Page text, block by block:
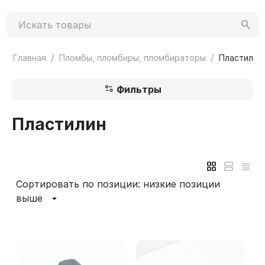
Главная / Пломбы, пломбиры, пломбираторы / Пластилин
Фильтры
Пластилин
Сортировать по позиции: низкие позиции
выше